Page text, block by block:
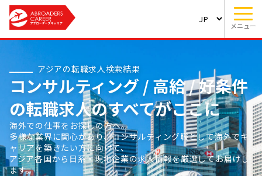
メニュー
アジアの転職求人検索結果
コンサルティング / 高給 / 好条件
の転職求人のすべてがここに
海外での仕事をお探しの方へ。
多様な業界に関心があり、コンサルティング職として海外でキ
ャリアを築きたい方に向けて、
アジア各国から日系・現地企業の求人情報を厳選してお届けし
ます。